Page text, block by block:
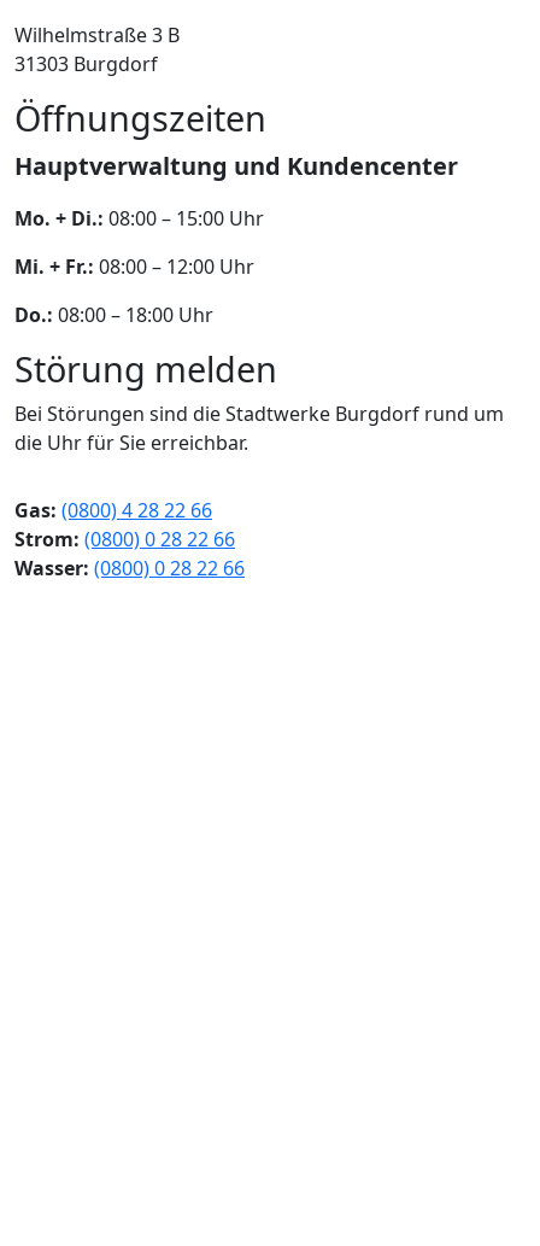
Wilhelmstraße 3 B
31303 Burgdorf
Öffnungszeiten
Hauptverwaltung und Kundencenter
Mo. + Di.: 08:00 – 15:00 Uhr
Mi. + Fr.: 08:00 – 12:00 Uhr
Do.: 08:00 – 18:00 Uhr
Störung melden
Bei Störungen sind die Stadtwerke Burgdorf rund um
die Uhr für Sie erreichbar.
Gas: (0800) 4 28 22 66
Strom: (0800) 0 28 22 66
Wasser: (0800) 0 28 22 66